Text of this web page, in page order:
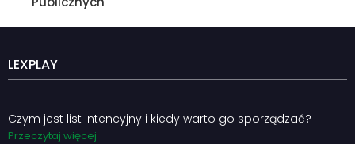
LEXPLAY
Czym jest list intencyjny i kiedy warto go sporządzać?
Przeczytaj więcej